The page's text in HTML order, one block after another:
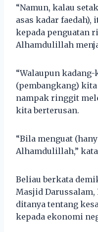
“Namun, kalau
asas kadar
kepada penguatan
Alhamdulillah
“Walaupun
(pembangkang)
nampak ringgit
kita berterusan.
“Bila menguat
Alhamdulillah,”
Beliau berkata
Masjid
ditanya tentang
kepada ekonomi